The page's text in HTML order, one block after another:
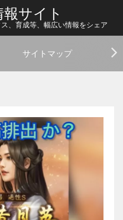
サイト
、育成等、幅広い情報をシェア
サイトマップ